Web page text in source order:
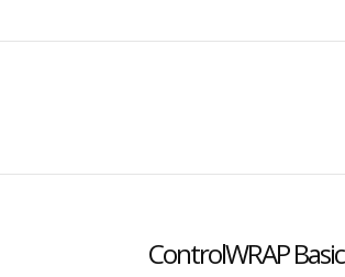
ControlWRAP Basic